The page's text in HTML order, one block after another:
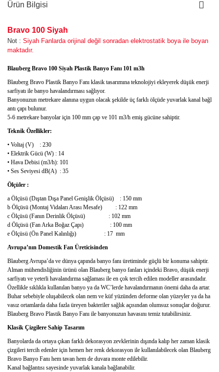
Ürün Bilgisi
Bravo 100 Siyah
Not : Siyah Fanlarda orijinal değil sonradan elektrostatik boya ile boyan
maktadır.
Blauberg Bravo 100 Siyah Plastik Banyo Fanı 101 m3h
Blauberg Bravo Plastik Banyo Fanı klasik tasarımına teknolojiyi ekleyerek düşük enerji
sarfiyatı ile banyo havalandırması sağlıyor.
Banyonuzun metrekare alanına uygun olacak şekilde üç farklı ölçüde yuvarlak kanal bağl
antı çapı bulunur.
5-6 metrekare banyolar için 100 mm çap ve 101 m3/h emiş gücüne sahiptir.
Teknik Özellikler:
• Voltaj (V) : 230
• Elektrik Gücü (W) : 14
• Hava Debisi (m3/h): 101
• Ses Seviyesi dB(A) : 35
Ölçüler :
a Ölçüsü (Dıştan Dışa Panel Genişlik Ölçüsü) : 150 mm
b Ölçüsü (Montaj Vidaları Arası Mesafe) : 122 mm
c Ölçüsü (Fanın Derinlik Ölçüsü) : 102 mm
d Ölçüsü (Fan Arka Boğaz Çapı) : 100 mm
e Ölçüsü (Ön Panel Kalınlığı) : 17 mm
Avrupa’nın Domestik Fan Üreticisinden
Blauberg Avrupa’da ve dünya çapında banyo fanı üretiminde güçlü bir konuma sahiptir.
Alman mühendisliğinin ürünü olan Blauberg banyo fanları içindeki Bravo, düşük enerji
sarfiyatı ve yeterli havalandırma sağlaması ile en çok tercih edilen modeller arasındadır.
Özellikle sıklıkla kullanılan banyo ya da WC’lerde havalandırmanın önemi daha da artar.
Buhar sebebiyle oluşabilecek olan nem ve küf yüzünden deforme olan yüzeyler ya da ha
vasız ortamlarda daha fazla üreyen bakteriler sağlık açısından olumsuz sonuçlar doğurur.
Blauberg Bravo Plastik Banyo Fanı ile banyonuzun havasını temiz tutabilirsiniz.
Klasik Çizgilere Sahip Tasarım
Banyolarda da ortaya çıkan farklı dekorasyon zevklerinin dışında kalıp her zaman klasik
çizgileri tercih edenler için hemen her renk dekorasyon ile kullanılabilecek olan Blauberg
Bravo Banyo Fanı hem tavan hem de duvara monte edilebilir.
Kanal bağlantısı sayesinde yuvarlak kanala bağlanabilir.